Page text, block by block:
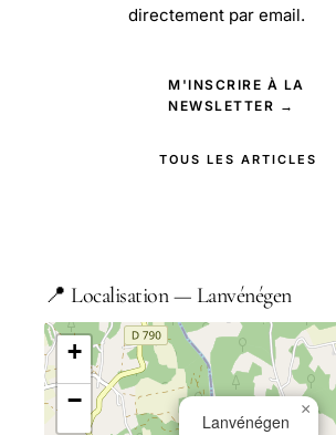
directement par email.
M'INSCRIRE À LA
NEWSLETTER →
TOUS LES ARTICLES
📍 Localisation — Lanvénégen
Lanvénégen
×
+
−